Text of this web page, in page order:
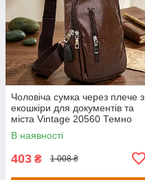
Чоловіча сумка через плече з
екошкіри для документів та
міста Vintage 20560 Темно
Коричнева
В наявності
403 ₴ 1 008 ₴